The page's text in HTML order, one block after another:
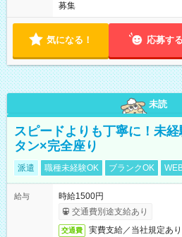
募集
気になる！ 応募する
未読
スピードよりも丁寧に！未
タン×完全座り
派遣 職種未経験OK ブランクOK
給与
時給1500円
交通費別途支給あり
交通費
実費支給／当社規定あ